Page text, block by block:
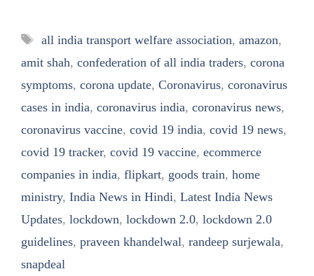
Tags
all india transport welfare association, amazon,
amit shah, confederation of all india traders, corona
symptoms, corona update, Coronavirus, coronavirus
cases in india, coronavirus india, coronavirus news,
coronavirus vaccine, covid 19 india, covid 19 news,
covid 19 tracker, covid 19 vaccine, ecommerce
companies in india, flipkart, goods train, home
ministry, India News in Hindi, Latest India News
Updates, lockdown, lockdown 2.0, lockdown 2.0
guidelines, praveen khandelwal, randeep surjewala,
snapdeal